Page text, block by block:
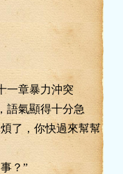
十一章暴力沖突
語氣顯得十分急
了，你快過來幫幫
？”